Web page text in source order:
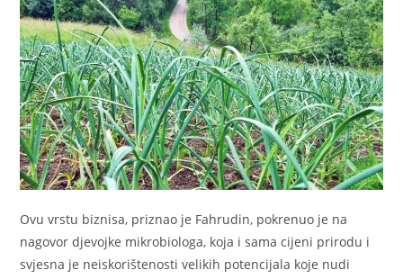
Ovu vrstu biznisa, priznao je Fahrudin, pokrenuo je na
nagovor djevojke mikrobiologa, koja i sama cijeni prirodu i
svjesna je neiskorištenosti velikih potencijala koje nudi